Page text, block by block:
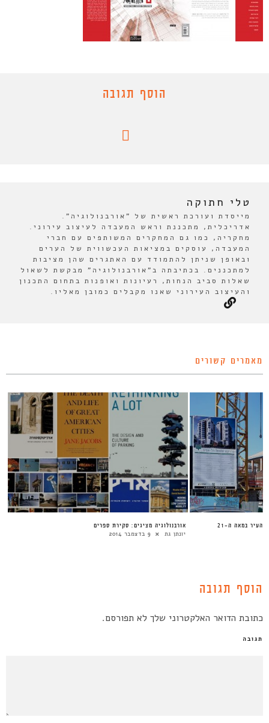
הוסף תגובה
טלי חתוקה
מייסדת ועורכת ראשית של "אורבנולוגיה".
אדריכלית, מתכננת וראש המעבדה לעיצוב עירוני.
מחקריה, כמו גם המחקרים המשותפים עם חברי
המעבדה, עוסקים במציאות העכשווית של הערים
ובאופן שניתן להתמודד עם האתגרים שהן מציבות
למתכננים. בכתיבתה ב"אורבנולוגיה" מבקשת לשאול
שאלות סביב הנחות, רעיונות ואופנות בתחום התכנון
והעיצוב העירוני שאנו מקבלים כמובן מאליו.
מאמרים קשורים
אורבנולוגיה מציגים: סקירת ספרים
יונתן גת 9 בדצמבר 2014
העיר במאה ה-21
הוסף תגובה
כתובת הדואר האלקטרוני שלך לא תפורסם.
תגובה